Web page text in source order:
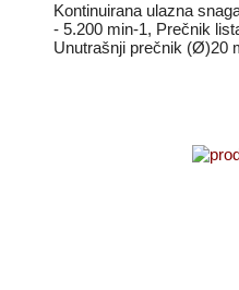
Kontinuirana ulazna
- 5.200 min-1, Prečnik
Unutrašnji prečnik (Ø)20